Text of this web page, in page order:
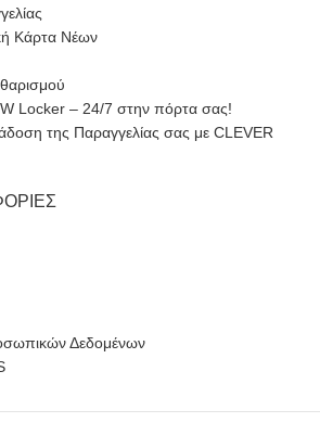
Κάρτα Νέων
Locker – 24/7 στην πόρτα σας!
της Παραγγελίας σας με CLEVER
Δεδομένων